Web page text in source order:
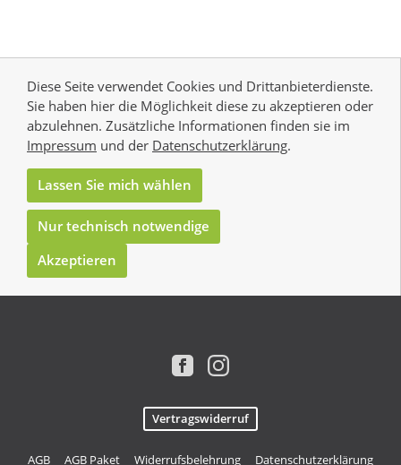
Diese Seite verwendet Cookies und Drittanbieterdienste.
Sie haben hier die Möglichkeit diese zu akzeptieren oder
abzulehnen. Zusätzliche Informationen finden sie im
Impressum und der Datenschutzerklärung.
Lassen Sie mich wählen
Nur technisch notwendige
Akzeptieren
Vertragswiderruf
AGB AGB Paket Widerrufsbelehrung Datenschutzerklärung